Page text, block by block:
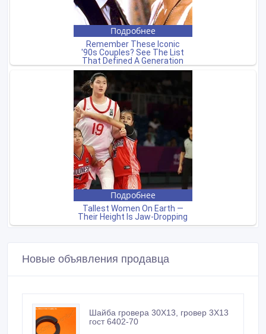
Новые объявления продавца
Шайба гровера 30Х13, гровер 3Х13
гост 6402-70